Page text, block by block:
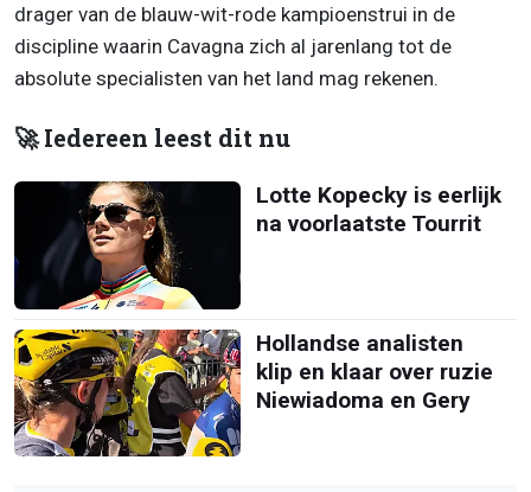
drager van de blauw-wit-rode kampioenstrui in de
discipline waarin Cavagna zich al jarenlang tot de
absolute specialisten van het land mag rekenen.
🚀 Iedereen leest dit nu
Lotte Kopecky is eerlijk
na voorlaatste Tourrit
Hollandse analisten
klip en klaar over ruzie
Niewiadoma en Gery